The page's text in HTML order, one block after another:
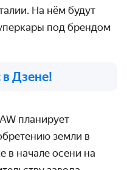
На нём будут
под брендом
в Дзене!
планирует
земли в
в начале осени на